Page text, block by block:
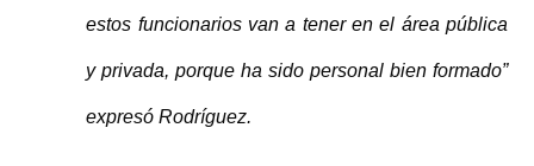
estos funcionarios van a tener en el área pública
y privada, porque ha sido personal bien formado”
expresó Rodríguez.